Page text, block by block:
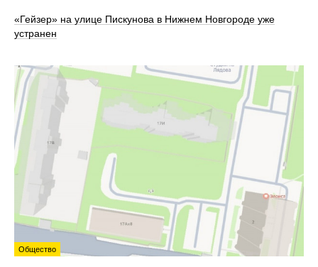
«Гейзер» на улице Пискунова в Нижнем Новгороде уже
устранен
Общество